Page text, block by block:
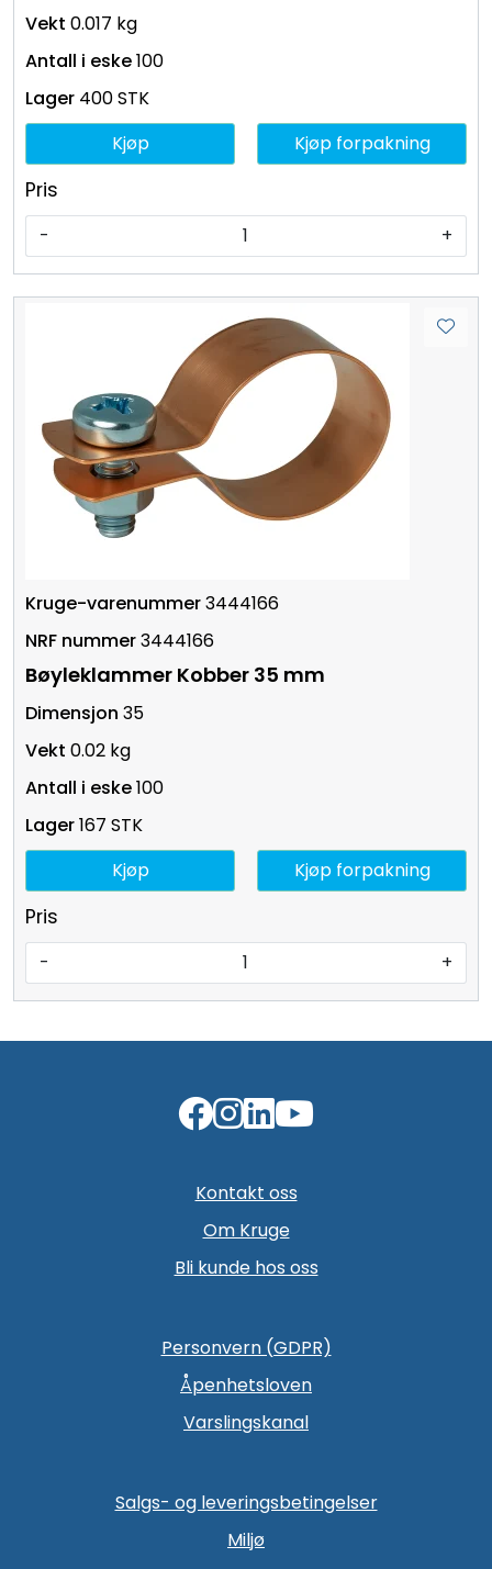
0.017 kg
100
400 STK
Pris
- +
Kjøp Kjøp forpakning
3444166
3444166
Bøyleklammer Kobber 35 mm
35
0.02 kg
100
167 STK
Pris
- +
Kjøp Kjøp forpakning
Kontakt oss
Om Kruge
Bli kunde hos oss
Personvern (GDPR)
Åpenhetsloven
Varslingskanal
Salgs- og leveringsbetingelser
Miljø